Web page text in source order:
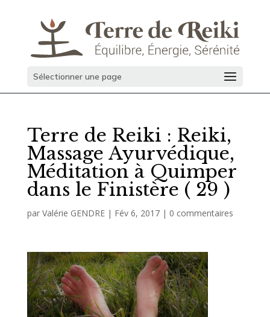
Sélectionner une page
Terre de Reiki : Reiki,
Massage Ayurvédique,
Méditation à Quimper
dans le Finistère ( 29 )
par Valérie GENDRE| Fév 6, 2017| 0 commentaires